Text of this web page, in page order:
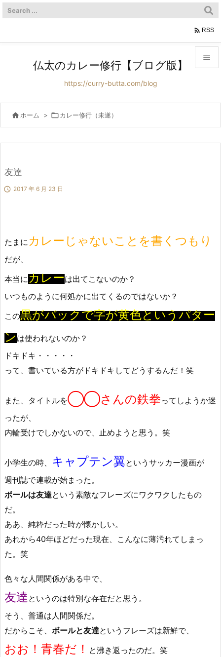



 RSS
仏太のカレー修行【ブログ版】
https://curry-butta.com/blog
 ホーム >  カレー修行（未遂）
友達
 2017 年 6 月 23 日
たまに カレーじゃないことを書くつもり
だが、
本当にカレーは出てこないのか？
いつものように何処かに出てくるのではないか？
この黒がバックで字が黄色というパター
ンは使われないのか？
ドキドキ・・・・・
って、書いている方がドキドキしてどうするんだ！笑
また、タイトルを◯◯さんの鉄拳ってしようか迷
ったが、
内輪受けでしかないので、止めようと思う。笑
小学生の時、 キャプテン翼というサッカー漫画が
週刊誌で連載が始まった。
ボールは友達という素敵なフレーズにワクワクしたもの
だ。
ああ、純粋だった時が懐かしい。
あれから40年ほどだった現在、こんなに薄汚れてしまっ
た。笑
色々な人間関係がある中で、
友達 というのは特別な存在だと思う。
そう、普通は人間関係だ。
だからこそ、 ボールと友達というフレーズは新鮮で、
おお！青春だ！ と沸き返ったのだ。笑